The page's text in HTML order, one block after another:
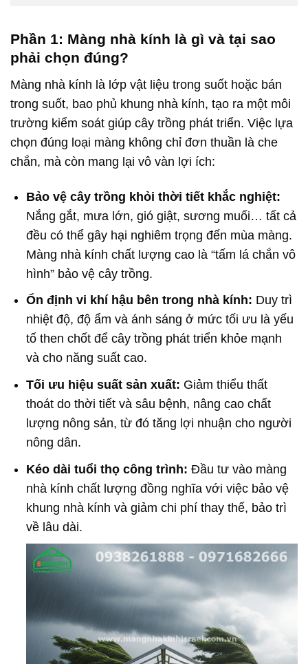
Phần 1: Màng nhà kính là gì và tại sao
phải chọn đúng?
Màng nhà kính là lớp vật liệu trong suốt hoặc bán
trong suốt, bao phủ khung nhà kính, tạo ra một môi
trường kiểm soát giúp cây trồng phát triển. Việc lựa
chọn đúng loại màng không chỉ đơn thuần là che
chắn, mà còn mang lại vô vàn lợi ích:
Bảo vệ cây trồng khỏi thời tiết khắc nghiệt:
Nắng gắt, mưa lớn, gió giật, sương muối… tất cả
đều có thể gây hại nghiêm trọng đến mùa màng.
Màng nhà kính chất lượng cao là “tấm lá chắn vô
hình” bảo vệ cây trồng.
Ổn định vi khí hậu bên trong nhà kính: Duy trì
nhiệt độ, độ ẩm và ánh sáng ở mức tối ưu là yếu
tố then chốt để cây trồng phát triển khỏe mạnh
và cho năng suất cao.
Tối ưu hiệu suất sản xuất: Giảm thiểu thất
thoát do thời tiết và sâu bệnh, nâng cao chất
lượng nông sản, từ đó tăng lợi nhuận cho người
nông dân.
Kéo dài tuổi thọ công trình: Đầu tư vào màng
nhà kính chất lượng đồng nghĩa với việc bảo vệ
khung nhà kính và giảm chi phí thay thế, bảo trì
về lâu dài.